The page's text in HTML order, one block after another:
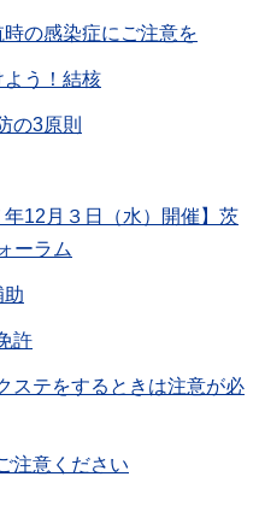
の感染症にご注意を
よう！結核
の3原則
年12月３日（水）開催】茨
ーラム
助
許
ステをするときは注意が必
注意ください